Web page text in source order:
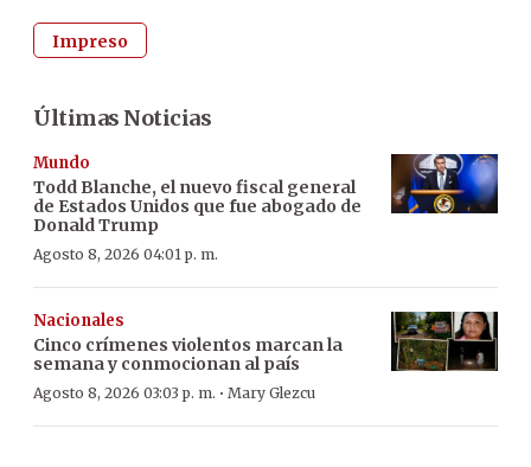
Impreso
Últimas Noticias
Mundo
Todd Blanche, el nuevo fiscal general
de Estados Unidos que fue abogado de
Donald Trump
Agosto 8, 2026 04:01 p. m.
Nacionales
Cinco crímenes violentos marcan la
semana y conmocionan al país
Agosto 8, 2026 03:03 p. m. · Mary Glezcu